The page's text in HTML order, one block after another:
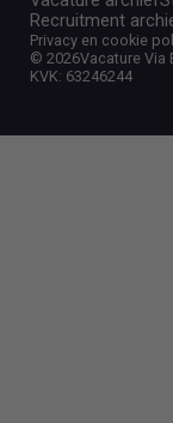
Recruitment
©2026Vacature Via
KVK: 63246244
Privacy en cookie